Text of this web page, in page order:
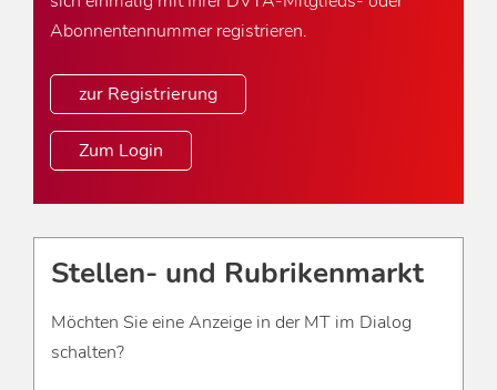
Abonnentennummer registrieren.
zur Registrierung
Zum Login
Stellen- und Rubrikenmarkt
Möchten Sie eine Anzeige in der MT im Dialog
schalten?